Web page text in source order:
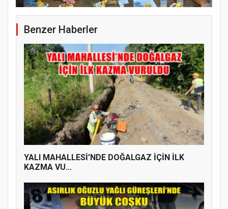
Benzer Haberler
YALI MAHALLESİ’NDE DOĞALGAZ İÇİN İLK
KAZMA VU...